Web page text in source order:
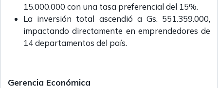
15.000.000 con una tasa preferencial del 15%.
La inversión total ascendió a Gs. 551.359.000,
impactando directamente en emprendedores de
14 departamentos del país.
Gerencia Económica